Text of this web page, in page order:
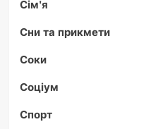
Сім'я
Сни та прикмети
Соки
Соціум
Спорт